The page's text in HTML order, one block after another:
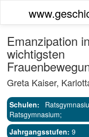
Emanzipation
Greta Kaiser,
Schulen:
Ratsgymnasium;
Jahrgangsstufen: 9